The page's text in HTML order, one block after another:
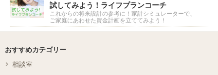
試してみよう！ライフプランコーチ
これからの将来設計の参考に！家計シミュレーターで、
ご家庭にあわせた資金計画を立ててみよう！
おすすめカテゴリー
相談室